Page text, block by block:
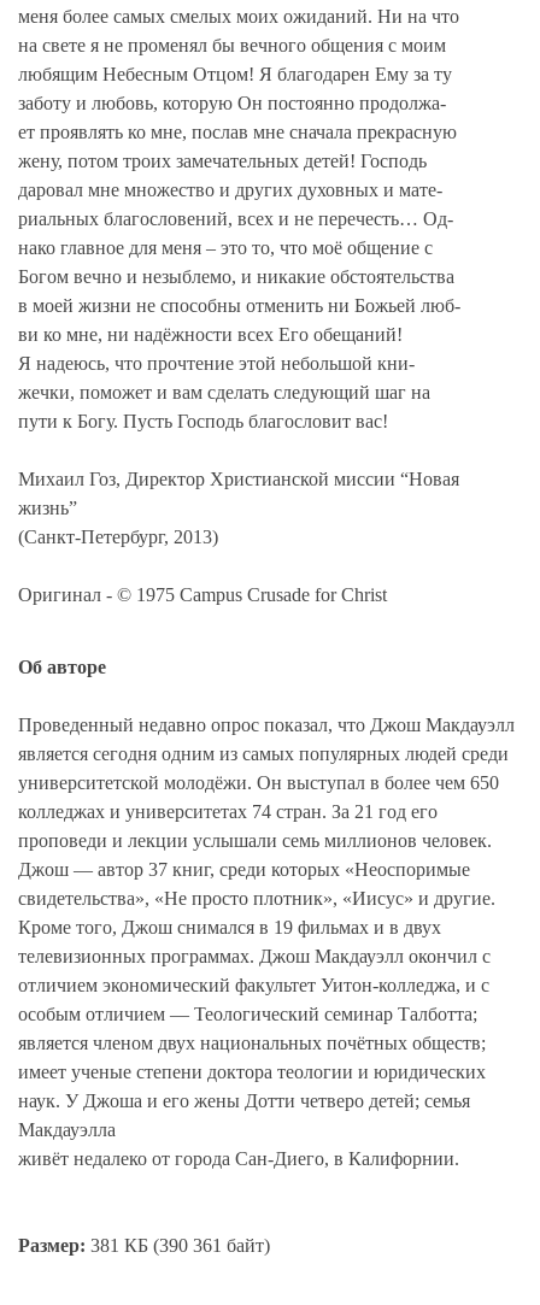
меня более самых смелых моих ожиданий. Ни на что
на свете я не променял бы вечного общения с моим
любящим Небесным Отцом! Я благодарен Ему за ту
заботу и любовь, которую Он постоянно продолжа-
ет проявлять ко мне, послав мне сначала прекрасную
жену, потом троих замечательных детей! Господь
даровал мне множество и других духовных и мате-
риальных благословений, всех и не перечесть… Од-
нако главное для меня – это то, что моё общение с
Богом вечно и незыблемо, и никакие обстоятельства
в моей жизни не способны отменить ни Божьей люб-
ви ко мне, ни надёжности всех Его обещаний!
Я надеюсь, что прочтение этой небольшой кни-
жечки, поможет и вам сделать следующий шаг на
пути к Богу. Пусть Господь благословит вас!
Михаил Гоз, Директор Христианской миссии “Новая
жизнь”
(Санкт-Петербург, 2013)
Оригинал - © 1975 Campus Crusade for Christ
Об авторе
Проведенный недавно опрос показал, что Джош Макдауэлл
является сегодня одним из самых популярных людей среди
университетской молодёжи. Он выступал в более чем 650
колледжах и университетах 74 стран. За 21 год его
проповеди и лекции услышали семь миллионов человек.
Джош — автор 37 книг, среди которых «Неоспоримые
свидетельства», «Не просто плотник», «Иисус» и другие.
Кроме того, Джош снимался в 19 фильмах и в двух
телевизионных программах. Джош Макдауэлл окончил с
отличием экономический факультет Уитон-колледжа, и с
особым отличием — Теологический семинар Талботта;
является членом двух национальных почётных обществ;
имеет ученые степени доктора теологии и юридических
наук. У Джоша и его жены Дотти четверо детей; семья
Макдауэлла
живёт недалеко от города Сан-Диего, в Калифорнии.
Размер: 381 КБ (390 361 байт)